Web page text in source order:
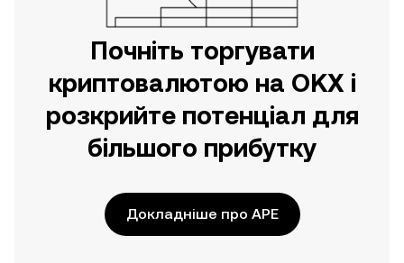
Почніть торгувати
криптовалютою на OKX і
розкрийте потенціал для
більшого прибутку
Докладніше про APE